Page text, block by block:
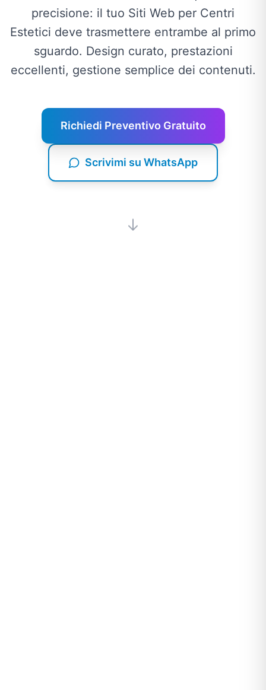
precisione: il tuo Siti Web per Centri
Estetici deve trasmettere entrambe al primo
sguardo. Design curato, prestazioni
eccellenti, gestione semplice dei contenuti.
Richiedi Preventivo Gratuito
Scrivimi su WhatsApp